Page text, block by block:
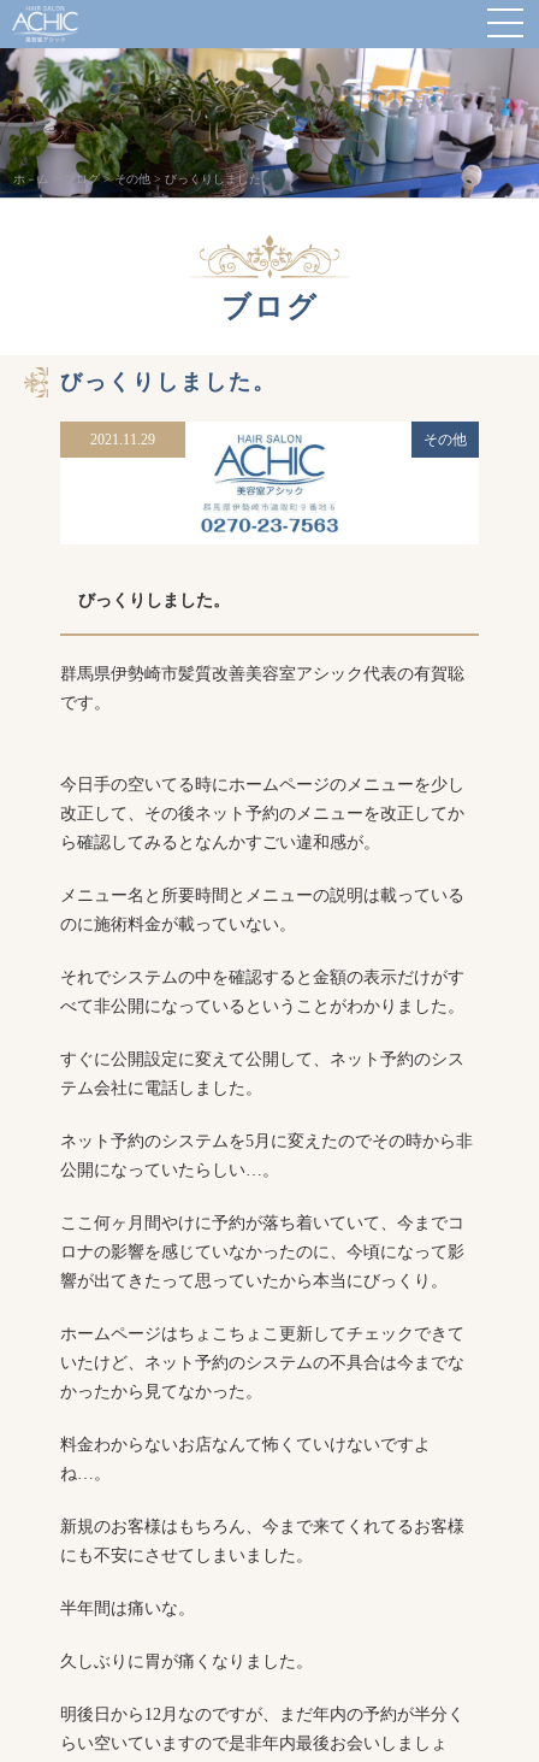
ホ－ム ブログ>その他 >びっくりしました。
ブログ
びっくりしました。
2021.11.29 その他
びっくりしました。
群馬県伊勢崎市髪質改善美容室アシック代表の有賀聡
です。
今日手の空いてる時にホームページのメニューを少し
改正して、その後ネット予約のメニューを改正してか
ら確認してみるとなんかすごい違和感が。
メニュー名と所要時間とメニューの説明は載っている
のに施術料金が載っていない。
それでシステムの中を確認すると金額の表示だけがす
べて非公開になっているということがわかりました。
すぐに公開設定に変えて公開して、ネット予約のシス
テム会社に電話しました。
ネット予約のシステムを5月に変えたのでその時から非
公開になっていたらしい…。
ここ何ヶ月間やけに予約が落ち着いていて、今までコ
ロナの影響を感じていなかったのに、今頃になって影
響が出てきたって思っていたから本当にびっくり。
ホームページはちょこちょこ更新してチェックできて
いたけど、ネット予約のシステムの不具合は今までな
かったから見てなかった。
料金わからないお店なんて怖くていけないですよ
ね…。
新規のお客様はもちろん、今まで来てくれてるお客様
にも不安にさせてしまいました。
半年間は痛いな。
久しぶりに胃が痛くなりました。
明後日から12月なのですが、まだ年内の予約が半分く
らい空いていますので是非年内最後お会いしましょ